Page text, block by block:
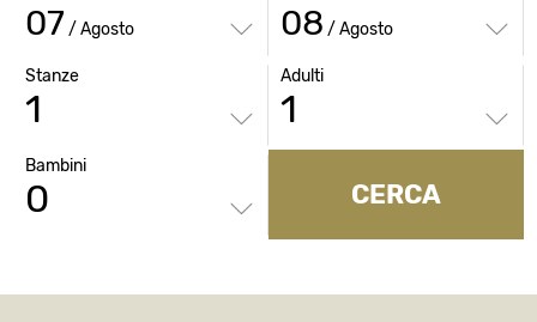
07 / Agosto 08 / Agosto
Stanze Adulti
Bambini
CERCA